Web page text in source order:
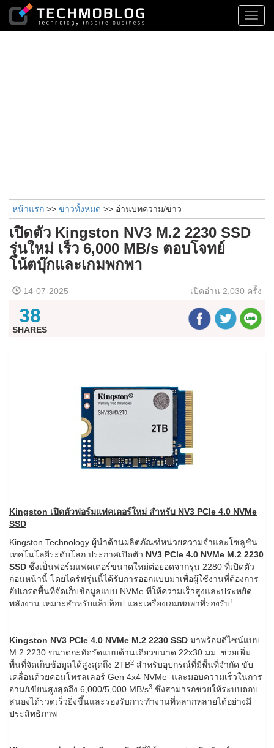
หน้าแรก >> ข่าวทั้งหมด >> อ่านบทความ/ข่าว
เปิดตัว Kingston NV3 M.2 2230 SSD
รุ่นใหม่ เร็ว 6,000 MB/s ตอบโจทย์
โน้ตบุ๊กและเกมพกพา
14-07-2025 เปิดอ่าน 2,030 ครั้ง
38
SHARES
Kingston เปิดตัวฟอร์มแฟคเตอร์ใหม่ สำหรับ NV3 PCIe 4.0 NVMe
SSD
Kingston Technology ผู้นำด้านผลิตภัณฑ์หน่วยความจำและโซลูชัน
เทคโนโลยีระดับโลก ประกาศเปิดตัว NV3 PCle 4.0 NVMe M.2 2230
SSD ซึ่งเป็นฟอร์มแฟคเตอร์ขนาดใหม่ต่อยอดจากรุ่น 2280 ที่เปิดตัว
ก่อนหน้านี้ โดยไดร์ฟรุ่นนี้ได้รับการออกแบบมาเพื่อผู้ใช้งานที่ต้องการ
อัปเกรดพื้นที่จัดเก็บข้อมูลแบบ NVMe ที่ให้ความเร็วสูงและประหยัด
พลังงาน เหมาะสำหรับแล็ปท็อป และเครื่องเกมพกพาที่รองรับ1
Kingston NV3 PCle 4.0 NVMe M.2 2230 SSD มาพร้อมดีไซน์แบบ
M.2 2230 ขนาดกะทัดรัดแบบด้านเดียวขนาด 22x30 มม. ช่วยเพิ่ม
พื้นที่จัดเก็บข้อมูลได้สูงสุดถึง 2TB2 สำหรับอุปกรณ์ที่มีพื้นที่จำกัด ขับ
เคลื่อนด้วยคอนโทรลเลอร์ Gen 4x4 NVMe และมอบความเร็วในการ
อ่าน/เขียนสูงสุดถึง 6,000/5,000 MB/s3 ซึ่งสามารถช่วยให้ระบบตอบ
สนองได้รวดเร็วยิ่งขึ้นและรองรับการทำงานที่หลากหลายได้อย่างมี
ประสิทธิภาพ